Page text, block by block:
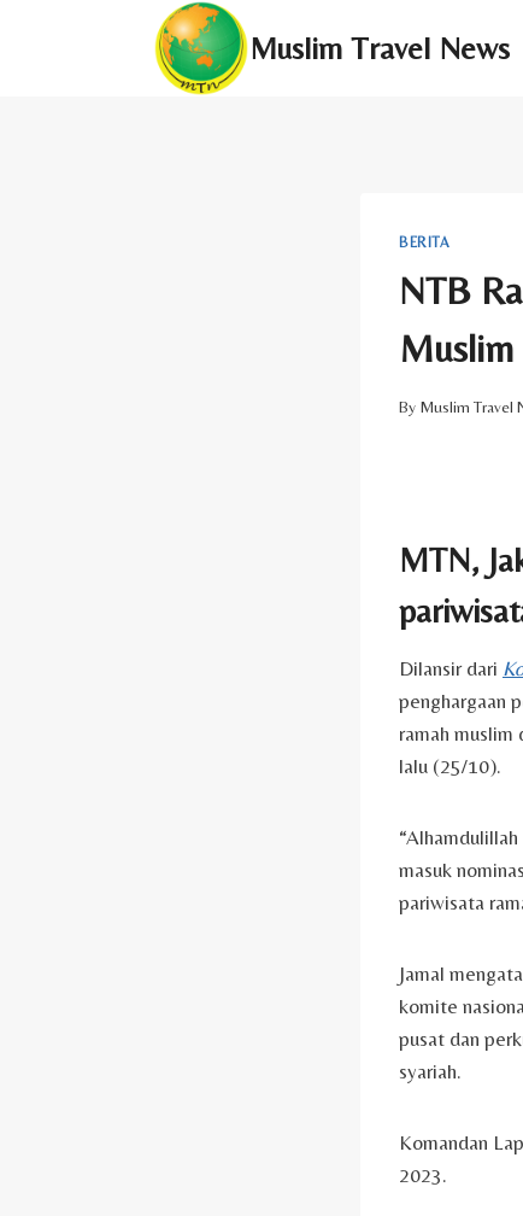
Muslim Travel News
BERITA
NTB
By Muslim Travel
MTN,
Dilansir dari
penghargaan
ramah
lalu (25/10).
masuk
pariwisata
Jamal
komite
pusat dan
syariah.
Komandan
2023.